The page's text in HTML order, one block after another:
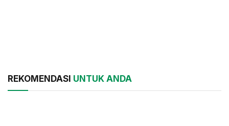
REKOMENDASI UNTUK ANDA